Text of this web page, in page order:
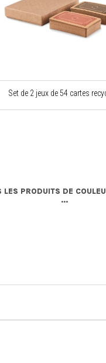
Set de 2 jeux de 54 cartes
LES PRODUITS DE
...